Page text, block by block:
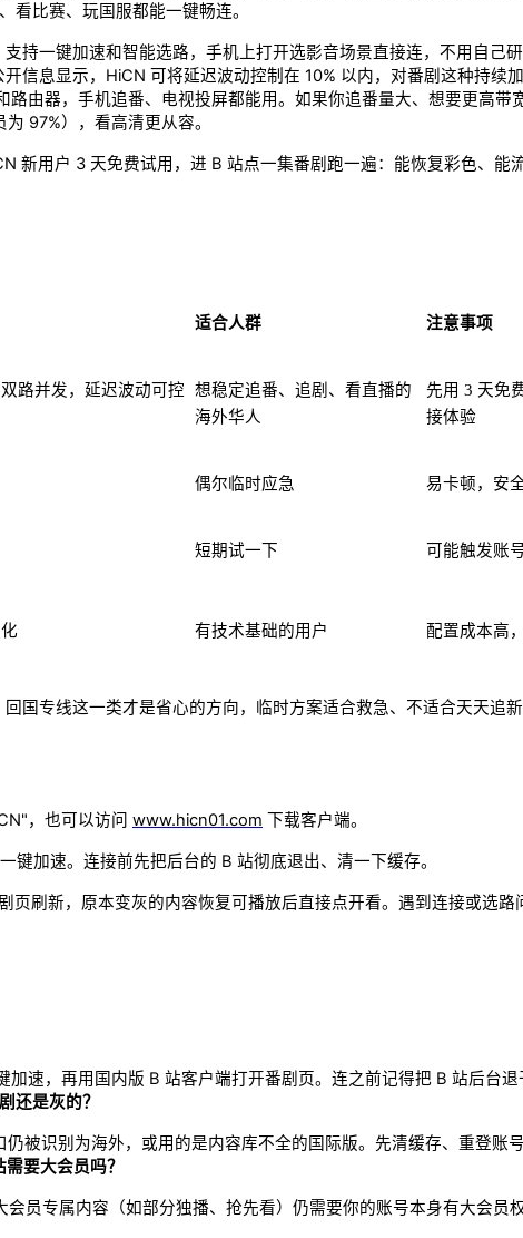
看比赛、玩国服都能一键畅连。
持一键加速和智能选路，手机上打开选影音场景直接连，不用自己
信息显示，HiCN 可将延迟波动控制在 10% 以内，对番剧这种持续
由器，手机追番、电视投屏都能用。如果你追番量大、想要更高带
97%），看高清更从容。
新用户 3 天免费试用，进 B 站点一集番剧跑一遍：能恢复彩色、能
适合人群 注意事项
路并发，延迟波动可控
想稳定追番、追剧、看直播的
海外华人
先用 3 天免
接体验
偶尔临时应急 易卡顿，安
短期试一下 可能触发账
有技术基础的用户 配置成本高
国专线这一类才是省心的方向，临时方案适合救急、不适合天天追新
，也可以访问 www.hicn01.com 下载客户端。
加速。连接前先把后台的 B 站彻底退出、清一下缓存。
页刷新，原本变灰的内容恢复可播放后直接点开看。遇到连接或选路
速，再用国内版 B 站客户端打开番剧页。连之前记得把 B 站后台退
还是灰的？
被识别为海外，或用的是内容库不全的国际版。先清缓存、重登账
要大会员吗？
员专属内容（如部分独播、抢先看）仍需要你的账号本身有大会员